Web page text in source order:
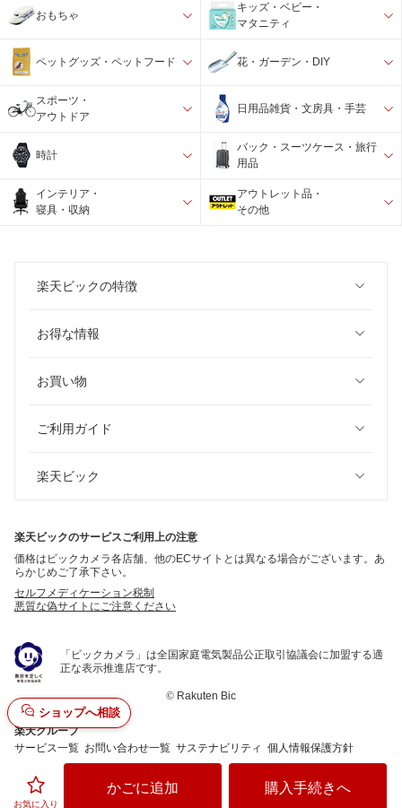
お気に入り
かごに追加 購入手続きへ
ショップへ相談
おもちゃ
キッズ・ベビー・
マタニティ
ペットグッズ・ペットフード 花・ガーデン・DIY
スポーツ・
アウトドア
日用品雑貨・文房具・手芸
時計
バック・スーツケース・旅行
用品
インテリア・
寝具・収納
アウトレット品・
その他
楽天ビックの特徴
お得な情報
お買い物
ご利用ガイド
楽天ビック
楽天ビックのサービスご利用上の注意
価格はビックカメラ各店舗、他のECサイトとは異なる場合がございます。あ
らかじめご了承下さい。
セルフメディケーション税制
悪質な偽サイトにご注意ください
「ビックカメラ」は全国家庭電気製品公正取引協議会に加盟する適
正な表示推進店です。
© Rakuten Bic
楽天グループ
サービス一覧 お問い合わせ一覧 サステナビリティ 個人情報保護方針